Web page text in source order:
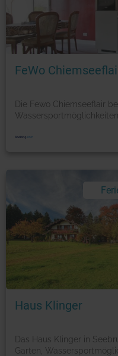
FeWo
Die Fewo Chiemseeflair
Haus Klinger
Das Haus Klinger in
Garten,